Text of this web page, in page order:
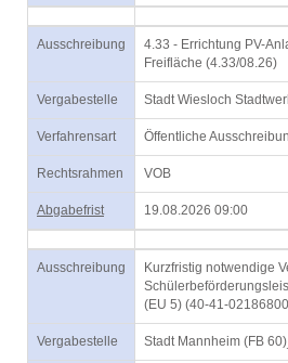
Ausschreibung
4.33 - Errichtung PV-
Freifläche (4.33/08.26)
Vergabestelle Stadt Wiesloch
Verfahrensart Öffentliche
Rechtsrahmen VOB
Abgabefrist 19.08.2026 09:00
Ausschreibung
Kurzfristig notwendige
(EU 5) (40-41-
Vergabestelle Stadt Mannheim (FB 60)_